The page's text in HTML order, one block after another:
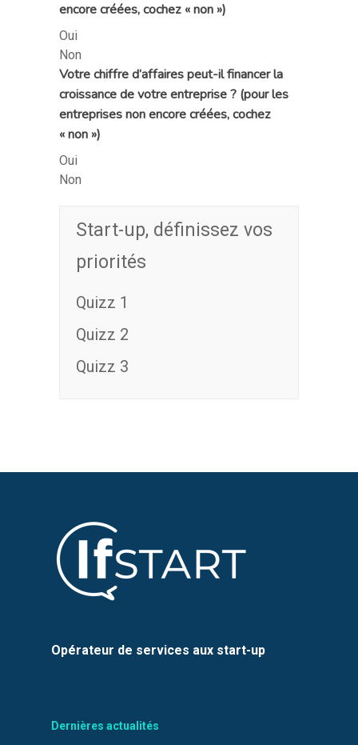
encore créées, cochez « non »)
Oui
Non
Votre chiffre d’affaires peut-il financer la
croissance de votre entreprise ? (pour les
entreprises non encore créées, cochez
« non »)
Oui
Non
Start-up, définissez vos
priorités
Quizz 1
Quizz 2
Quizz 3
Opérateur de services aux start-up
Dernières actualités